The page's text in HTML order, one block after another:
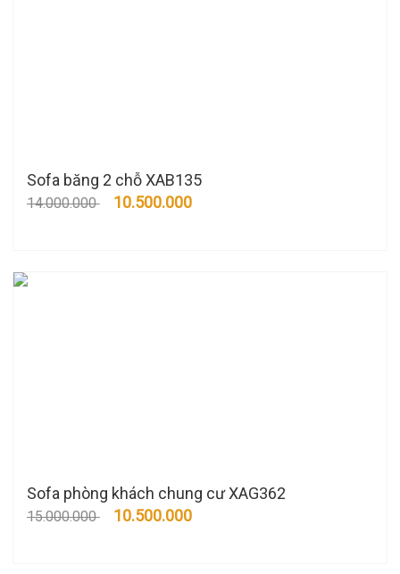
Sofa băng 2 chỗ XAB135
14.000.000 10.500.000
Sofa phòng khách chung cư XAG362
15.000.000 10.500.000